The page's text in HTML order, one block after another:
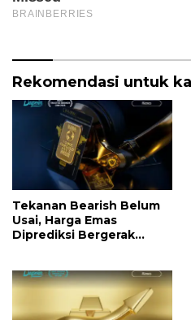
Rekomendasi untuk
Tekanan Bearish Belum
Usai, Harga Emas
Diprediksi Bergerak